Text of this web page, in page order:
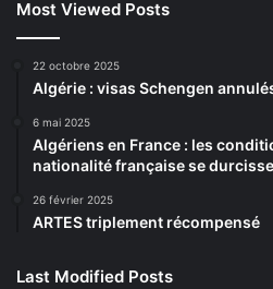
Most Viewed Posts
22 octobre 2025
Algérie : visas Schengen
6 mai 2025
Algériens en France : les
nationalité française se
26 février 2025
ARTES triplement récompensé
Last Modified Posts